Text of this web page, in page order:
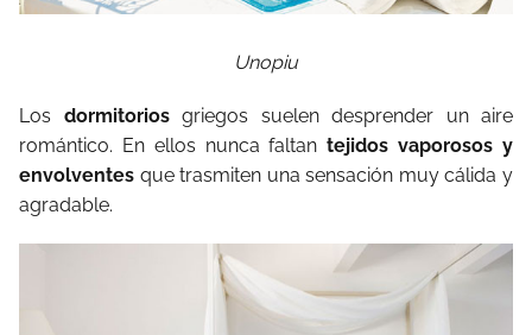
Unopiu
Los dormitorios griegos suelen desprender un aire
romántico. En ellos nunca faltantejidos vaporosos y
envolventes que trasmiten una sensación muy cálida y
agradable.